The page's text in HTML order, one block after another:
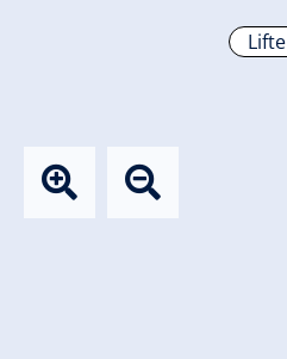
Lifte